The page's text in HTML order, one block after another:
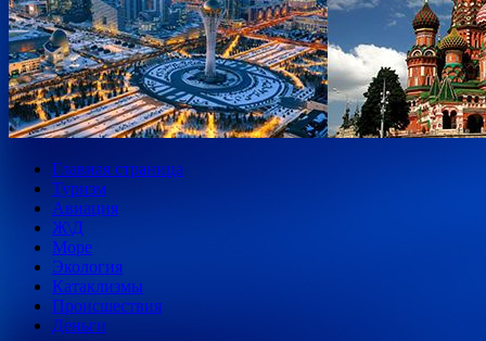
Главная страница
Туризм
Авиация
Ж\Д
Море
Экология
Катаклизмы
Происшествия
Деньги